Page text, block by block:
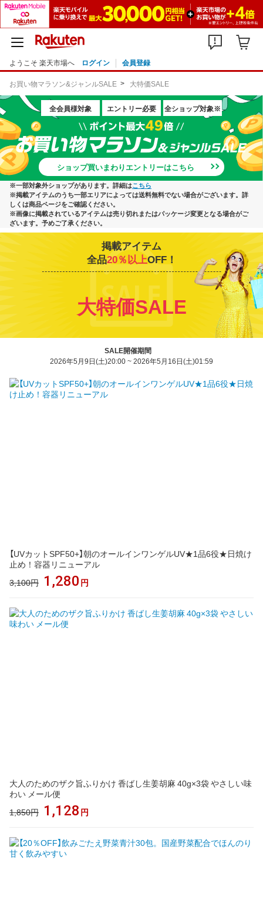
ようこそ 楽天市場へ ログイン 会員登録
お買い物マラソン&ジャンルSALE 大特価SALE
全会員様対象 エントリー必要 全ショップ対象※
ショップ買いまわりエントリーはこちら
※一部対象外ショップがあります。詳細はこちら
※掲載アイテムのうち一部エリアによっては送料無料でない場合がございます。詳
しくは商品ページをご確認ください。
※画像に掲載されているアイテムは売り切れまたはパッケージ変更となる場合がご
ざいます。予めご了承ください。
掲載アイテム
全品20％以上OFF！
大特価SALE
SALE開催期間
2026年5月9日(土)20:00 ~ 2026年5月16日(土)01:59
【UVカットSPF50+】朝のオールインワンゲルUV★1品6役★日焼け
止め！容器リニューアル
3,100円 1,280 円
大人のためのザク旨ふりかけ 香ばし生姜胡麻 40g×3袋 やさしい味
わい メール便
1,850円 1,128 円